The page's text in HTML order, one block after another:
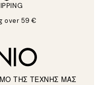
over 59 €
ΤΗΣ ΤΕΧΝΗΣ ΜΑΣ